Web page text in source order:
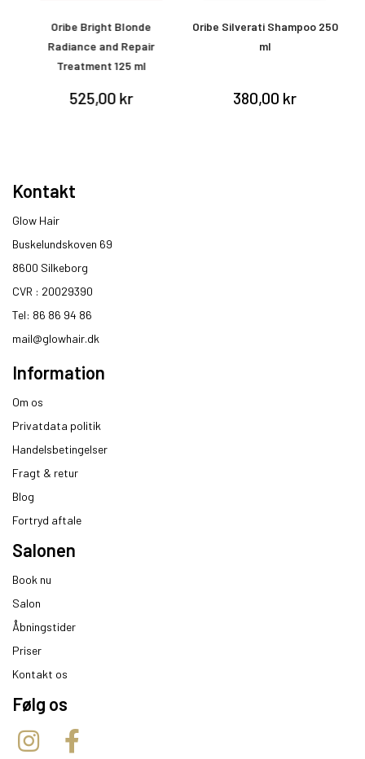
Oribe Bright Blonde
Radiance and Repair
Treatment 125 ml
525,00 kr
Oribe Silverati Shampoo 250
ml
380,00 kr
Kontakt
Glow Hair
Buskelundskoven 69
8600 Silkeborg​
CVR : 20029390​
Tel: 86 86 94 86
mail@glowhair.dk
Information
Om os
Privatdata politik
Handelsbetingelser
Fragt & retur
Blog
Fortryd aftale
Salonen
Book nu
Salon
Åbningstider
Priser
Kontakt os
Følg os